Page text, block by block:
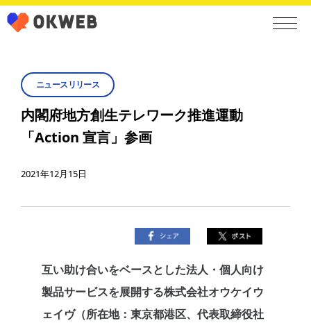
ニュースリリース
内閣府地方創生テレワーク推進運動
「Action 宣言」参画
2021年12月15日
互い助け合いをベースとした法人・個人向け
製品サービスを展開する株式会社オウケイウ
ェイヴ（所在地：東京都港区、代表取締役社